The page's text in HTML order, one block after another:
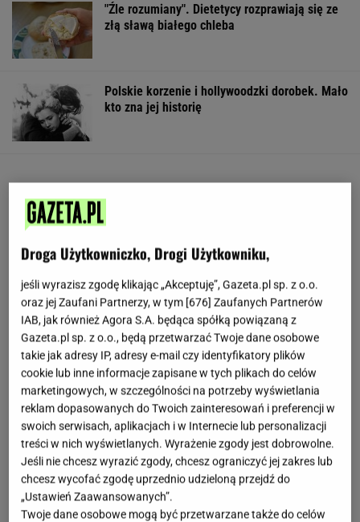
"Źle rozumiany". Dietetycy rozprawiają się ze
złą sławą białego chleba
Polskie korzenie i hollywoodzki dorobek. Mało
kto zna jej historię
Hyży dosadnie odpowiedziała hejterom.
"Skończyła mi się cierpliwość"
Droga Użytkowniczko, Drogi Użytkowniku,
jeśli wyrazisz zgodę klikając „Akceptuję”, Gazeta.pl sp. z o.o.
oraz jej Zaufani Partnerzy, w tym [676] Zaufanych Partnerów
IAB, jak również Agora S.A. będąca spółką powiązaną z
Gazeta.pl sp. z o.o., będą przetwarzać Twoje dane osobowe
takie jak adresy IP, adresy e-mail czy identyfikatory plików
cookie lub inne informacje zapisane w tych plikach do celów
marketingowych, w szczególności na potrzeby wyświetlania
reklam dopasowanych do Twoich zainteresowań i preferencji w
swoich serwisach, aplikacjach i w Internecie lub personalizacji
treści w nich wyświetlanych. Wyrażenie zgody jest dobrowolne.
Jeśli nie chcesz wyrazić zgody, chcesz ograniczyć jej zakres lub
chcesz wycofać zgodę uprzednio udzieloną przejdź do
„Ustawień Zaawansowanych”.
Twoje dane osobowe mogą być przetwarzane także do celów